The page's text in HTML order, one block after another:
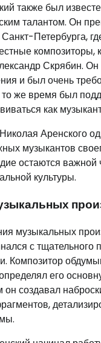
также был
талантом. Он
Петербурга,
композиторы,
Скрябин.
и был очень
то же время был
как
Аренского
музыкантов
остаются важной
культуры.
музыкальных
с тщательного
Композитор
его
он создавал